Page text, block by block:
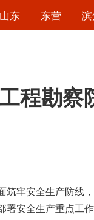
山东 东营 滨
程勘
牢安全生产防线，
署安全生产重点工